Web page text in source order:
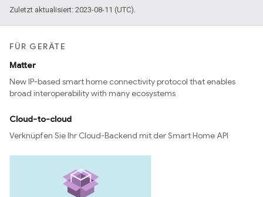
Zuletzt aktualisiert: 2023-08-11 (UTC).
FÜR GERÄTE
Matter
New IP-based smart home connectivity protocol that enables
broad interoperability with many ecosystems
Cloud-to-cloud
Verknüpfen Sie Ihr Cloud-Backend mit der Smart Home API